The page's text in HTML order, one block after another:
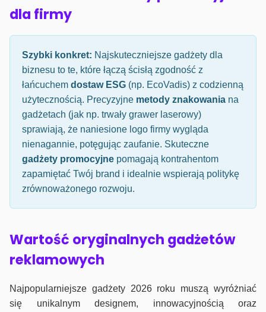
dla firmy
Szybki konkret: Najskuteczniejsze gadżety dla
biznesu to te, które łączą ścisłą zgodność z
łańcuchem dostaw ESG (np. EcoVadis) z codzienną
użytecznością. Precyzyjne metody znakowania na
gadżetach (jak np. trwały grawer laserowy)
sprawiają, że naniesione logo firmy wygląda
nienagannie, potęgując zaufanie. Skuteczne
gadżety promocyjne pomagają kontrahentom
zapamiętać Twój brand i idealnie wspierają politykę
zrównoważonego rozwoju.
Wartość oryginalnych gadżetów
reklamowych
Najpopularniejsze gadżety 2026 roku muszą wyróżniać
się unikalnym designem, innowacyjnością oraz